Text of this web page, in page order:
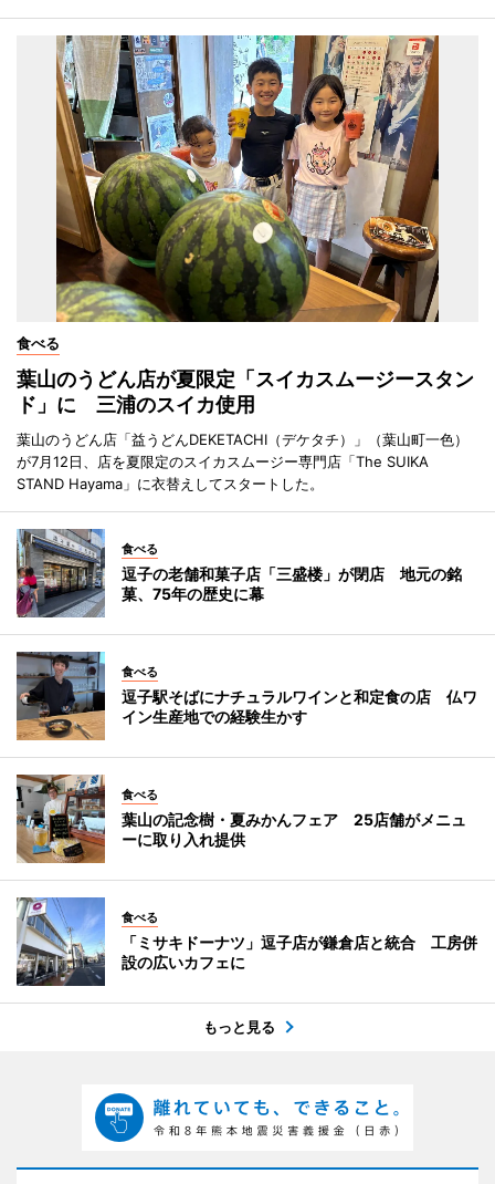
食べる
葉山のうどん店が夏限定「スイカスムージースタン
ド」に 三浦のスイカ使用
葉山のうどん店「益うどんDEKETACHI（デケタチ）」（葉山町一色）
が7月12日、店を夏限定のスイカスムージー専門店「The SUIKA
STAND Hayama」に衣替えしてスタートした。
食べる
逗子の老舗和菓子店「三盛楼」が閉店 地元の銘
菓、75年の歴史に幕
食べる
逗子駅そばにナチュラルワインと和定食の店 仏ワ
イン生産地での経験生かす
食べる
葉山の記念樹・夏みかんフェア 25店舗がメニュ
ーに取り入れ提供
食べる
「ミサキドーナツ」逗子店が鎌倉店と統合 工房併
設の広いカフェに
もっと見る